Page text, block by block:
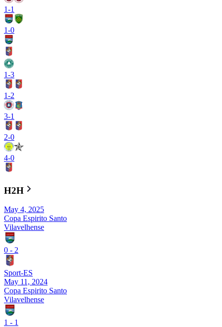
1-1
1-0
1-3
1-2
3-1
2-0
4-0
H2H
May 4, 2025
Copa Espirito Santo
Vilavelhense
0 - 2
Sport-ES
May 11, 2024
Copa Espirito Santo
Vilavelhense
1 - 1